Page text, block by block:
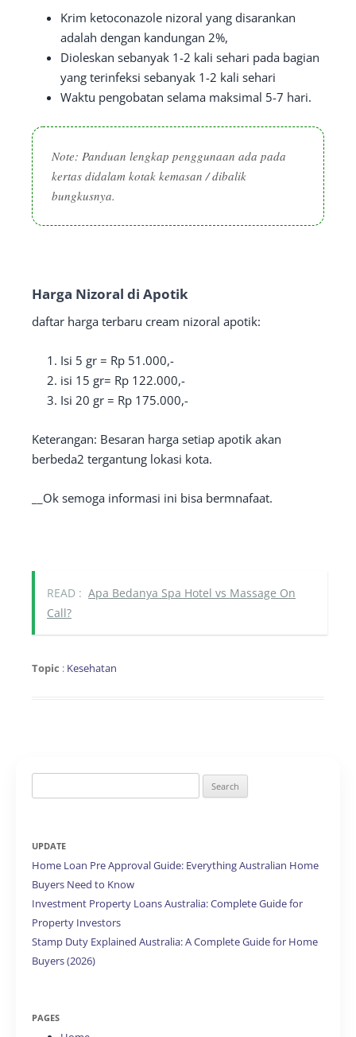
Krim ketoconazole nizoral yang disarankan
adalah dengan kandungan 2%,
Dioleskan sebanyak 1-2 kali sehari pada bagian
yang terinfeksi sebanyak 1-2 kali sehari
Waktu pengobatan selama maksimal 5-7 hari.
Note: Panduan lengkap penggunaan ada pada
kertas didalam kotak kemasan / dibalik
bungkusnya.
Harga Nizoral di Apotik
daftar harga terbaru cream nizoral apotik:
Isi 5 gr = Rp 51.000,-
isi 15 gr= Rp 122.000,-
Isi 20 gr = Rp 175.000,-
Keterangan: Besaran harga setiap apotik akan
berbeda2 tergantung lokasi kota.
__Ok semoga informasi ini bisa bermnafaat.
READ : Apa Bedanya Spa Hotel vs Massage On
Call?
Topic : Kesehatan
for:
UPDATE
Home Loan Pre Approval Guide: Everything Australian Home
Buyers Need to Know
Investment Property Loans Australia: Complete Guide for
Property Investors
Stamp Duty Explained Australia: A Complete Guide for Home
Buyers (2026)
PAGES